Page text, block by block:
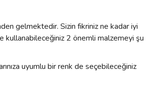
gelmektedir. Sizin fikriniz ne kadar iyi
kullanabileceğiniz 2 önemli malzemeyi şu
uyumlu bir renk de seçebileceğiniz